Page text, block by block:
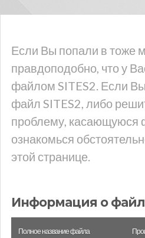
Если Вы попали в тоже
правдоподобно, что у
файлом SITES2. Если
файл SITES2, либо
проблему, касающуюся
ознакомься
этой странице.
Информация о
Полное название файла